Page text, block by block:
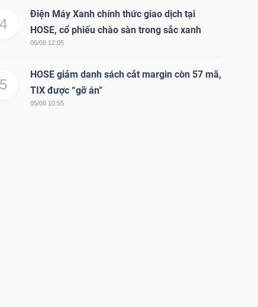
4
Điện Máy Xanh chính thức giao dịch tại
HOSE, cổ phiếu chào sàn trong sắc xanh
06/08 12:05
5
HOSE giảm danh sách cắt margin còn 57 mã,
TIX được “gỡ án”
05/08 10:55